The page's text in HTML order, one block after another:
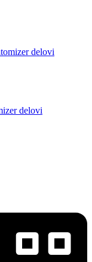
delovi
delovi